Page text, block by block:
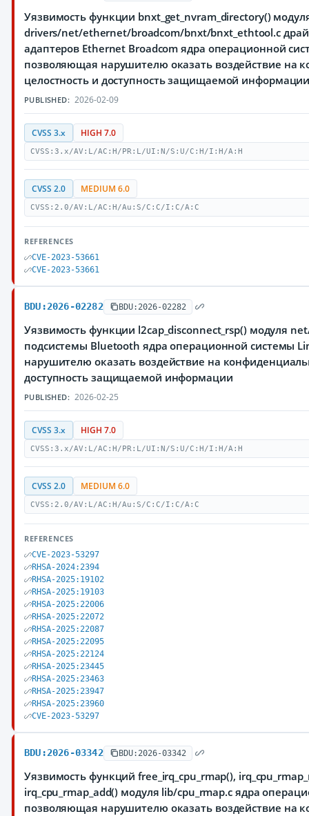
Уязвимость функции bnxt_get_nvram_directory()
drivers/net/ethernet/broadcom/bnxt/bnxt_ethtool.c
адаптеров Ethernet Broadcom ядра операционной
позволяющая нарушителю оказать воздействие на
целостность и доступность защищаемой
PUBLISHED: 2026-02-09
CVSS 3.x HIGH 7.0
CVSS:3.x/AV:L/AC:H/PR:L/UI:N/S:U/C:H/I:H/A:H
CVSS 2.0 MEDIUM 6.0
CVSS:2.0/AV:L/AC:H/Au:S/C:C/I:C/A:C
REFERENCES
CVE-2023-53661
CVE-2023-53661
BDU:2026-02282 BDU:2026-02282
Уязвимость функции l2cap_disconnect_rsp() модуля
подсистемы Bluetooth ядра операционной системы
нарушителю оказать воздействие на
доступность защищаемой информации
PUBLISHED: 2026-02-25
CVSS 3.x HIGH 7.0
CVSS:3.x/AV:L/AC:H/PR:L/UI:N/S:U/C:H/I:H/A:H
CVSS 2.0 MEDIUM 6.0
CVSS:2.0/AV:L/AC:H/Au:S/C:C/I:C/A:C
REFERENCES
CVE-2023-53297
RHSA-2024:2394
RHSA-2025:19102
RHSA-2025:19103
RHSA-2025:22006
RHSA-2025:22072
RHSA-2025:22087
RHSA-2025:22095
RHSA-2025:22124
RHSA-2025:23445
RHSA-2025:23463
RHSA-2025:23947
RHSA-2025:23960
CVE-2023-53297
BDU:2026-03342 BDU:2026-03342
Уязвимость функций free_irq_cpu_rmap(),
irq_cpu_rmap_add() модуля lib/cpu_rmap.c ядра
позволяющая нарушителю оказать воздействие на